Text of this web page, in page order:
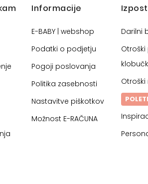
Informacije
E-BABY | webshop
Podatki o podjetju
Pogoji poslovanja
Politika zasebnosti
Nastavitve piškotkov
Možnost E-RAČUNA
Darilni